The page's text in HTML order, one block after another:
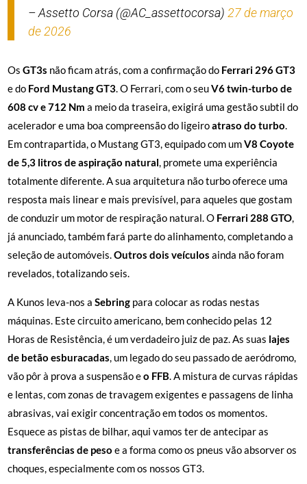
– Assetto Corsa (@AC_assettocorsa) 27 de março
de 2026
OsGT3s não ficam atrás, com a confirmação do Ferrari 296 GT3
e do Ford Mustang GT3. O Ferrari, com o seuV6 twin-turbo de
608 cv e 712 Nm a meio da traseira, exigirá uma gestão subtil do
acelerador e uma boa compreensão do ligeiroatraso do turbo.
Em contrapartida, o Mustang GT3, equipado com umV8 Coyote
de 5,3 litros de aspiração natural, promete uma experiência
totalmente diferente. A sua arquitetura não turbo oferece uma
resposta mais linear e mais previsível, para aqueles que gostam
de conduzir um motor de respiração natural. O Ferrari 288 GTO,
já anunciado, também fará parte do alinhamento, completando a
seleção de automóveis.Outros dois veículos ainda não foram
revelados, totalizando seis.
A Kunos leva-nos aSebring para colocar as rodas nestas
máquinas. Este circuito americano, bem conhecido pelas 12
Horas de Resistência, é um verdadeiro juiz de paz. As suas lajes
de betão esburacadas, um legado do seu passado de aeródromo,
vão pôr à prova a suspensão eo FFB. A mistura de curvas rápidas
e lentas, com zonas de travagem exigentes e passagens de linha
abrasivas, vai exigir concentração em todos os momentos.
Esquece as pistas de bilhar, aqui vamos ter de antecipar as
transferências de peso e a forma como os pneus vão absorver os
choques, especialmente com os nossos GT3.